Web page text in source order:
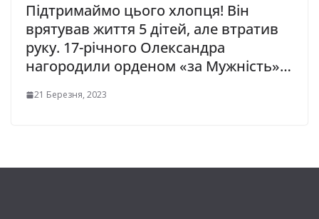
Підтримаймо цього хлопця! Він
врятував життя 5 дітей, але втратив
руку. 17-річного Олександра
нагородили орденом «за Мужність»…
21 Березня, 2023